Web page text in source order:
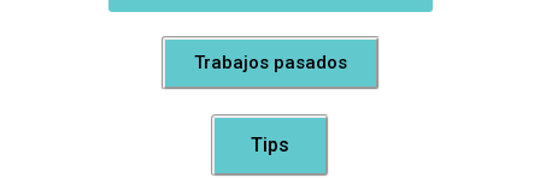
Trabajos pasados
Tips